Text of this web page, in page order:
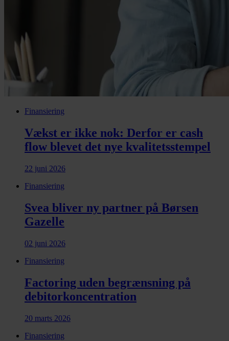
Finansiering
Vækst er ikke nok: Derfor er cash
flow blevet det nye kvalitetsstempel
22 juni 2026
Finansiering
Svea bliver ny partner på Børsen
Gazelle
02 juni 2026
Finansiering
Factoring uden begrænsning på
debitorkoncentration
20 marts 2026
Finansiering